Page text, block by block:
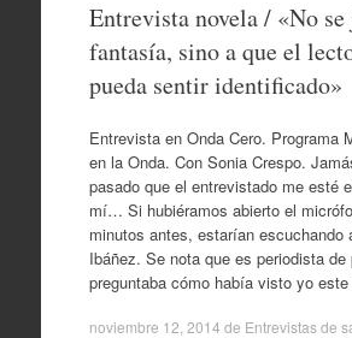
Entrevista novela / «No se
fantasía, sino a que el
pueda sentir identificado»
Entrevista en Onda Cero. Programa
en la Onda. Con Sonia Crespo.
pasado que el entrevistado me esté
mí… Si hubiéramos abierto el
minutos antes, estarían escuchando
Ibáñez. Se nota que es periodista de
preguntaba cómo había visto yo
noviembre 12, 2014 de Entrevistas de